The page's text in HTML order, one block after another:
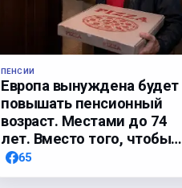
ПЕНСИИ
Европа вынуждена будет
повышать пенсионный
возраст. Местами до 74
лет. Вместо того, чтобы…
65